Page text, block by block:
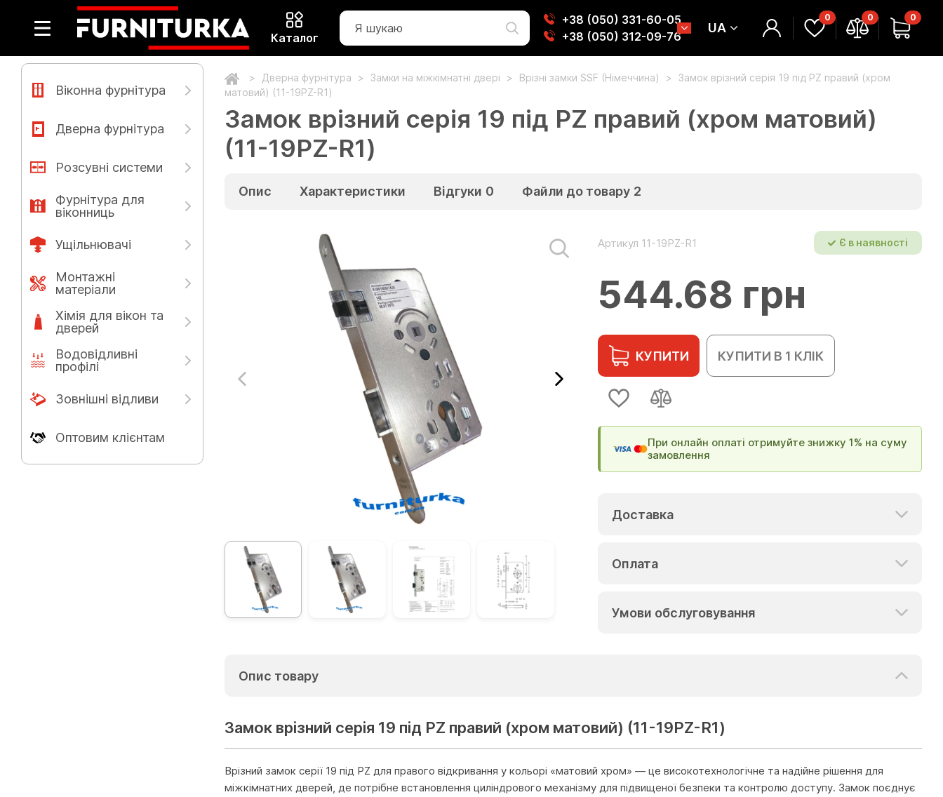
Каталог
+38 (050) 331-60-05
+38 (050) 312-09-76
UA
0 0 0
Віконна фурнітура
Дверна фурнітура
Розсувні системи
Фурнітура для
віконниць
Ущільнювачі
Монтажні
матеріали
Хімія для вікон та
дверей
Водовідливні
профілі
Зовнішні відливи
Оптовим клієнтам
Дверна фурнітура Замки на міжкімнатні двері Врізні замки SSF (Німеччина)
Замок врізний серія 19 під PZ правий (хром
матовий) (11-19PZ-R1)
Замок врізний серія 19 під PZ правий (хром матовий)
(11-19PZ-R1)
Опис Характеристики Відгуки 0 Файли до товару 2
Артикул 11-19PZ-R1 Є в наявності
544.68 грн
КУПИТИ КУПИТИ В 1 КЛІК
При онлайн оплаті отримуйте знижку 1% на суму
замовлення
Доставка
Оплата
Умови обслуговування
Опис товару
Замок врізний серія 19 під PZ правий (хром матовий) (11-19PZ-R1)
Врізний замок серії 19 під PZ для правого відкривання у кольорі «матовий хром» — це високотехнологічне та надійне рішення для
міжкімнатних дверей, де потрібне встановлення циліндрового механізму для підвищеної безпеки та контролю доступу. Замок поєднує